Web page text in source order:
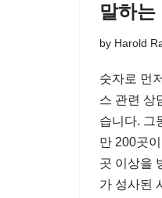
말하는
by Harold
숫자로 먼
스 관련 상
습니다. 그
만 200곳
곳 이상을
가 성사된